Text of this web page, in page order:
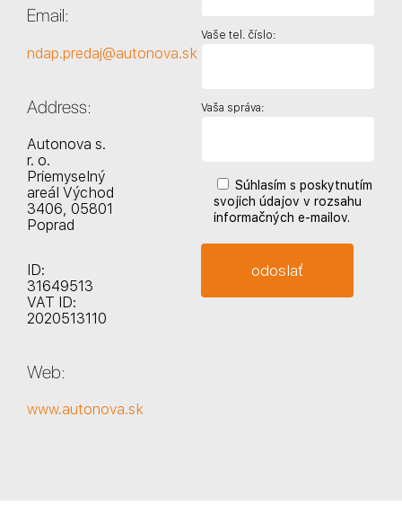
Email:
ndap.predaj@autonova.sk
Address:
Autonova s.
r. o.
Priemyselný
areál Východ
3406, 05801
Poprad
ID:
31649513
VAT ID:
2020513110
Web:
www.autonova.sk
Vaše tel. číslo:
Vaša správa:
Súhlasím s poskytnutím
svojich údajov v rozsahu
informačných e-mailov.